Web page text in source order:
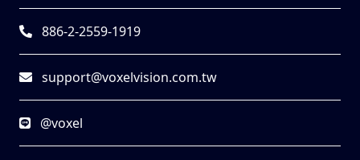
886-2-2559-1919
support@voxelvision.com.tw
@voxel